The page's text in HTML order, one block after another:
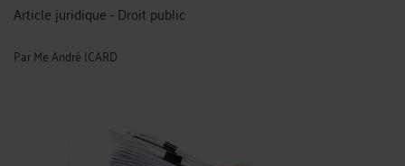
Article juridique - Droit public
ParMe André ICARD